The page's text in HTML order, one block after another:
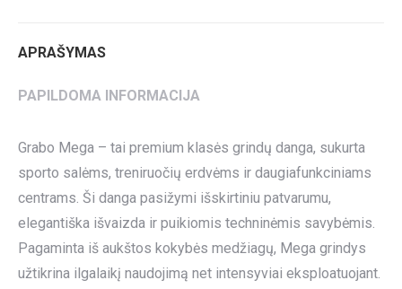
APRAŠYMAS
PAPILDOMA INFORMACIJA
Grabo Mega – tai premium klasės grindų danga, sukurta
sporto salėms, treniruočių erdvėms ir daugiafunkciniams
centrams. Ši danga pasižymi išskirtiniu patvarumu,
elegantiška išvaizda ir puikiomis techninėmis savybėmis.
Pagaminta iš aukštos kokybės medžiagų, Mega grindys
užtikrina ilgalaikį naudojimą net intensyviai eksploatuojant.